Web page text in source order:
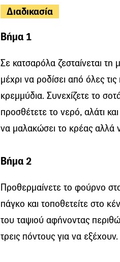
Διαδικασία
Βήμα 1
Σε κατσαρόλα ζεσταίνεται
μέχρι να ροδίσει από όλες
κρεμμύδια. Συνεχίζετε το
προσθέτετε το νερό, αλάτι
να μαλακώσει το κρέας αλλά
Βήμα 2
Προθερμαίνετε το φούρνο
πάγκο και τοποθετείτε στο
του ταψιού αφήνοντας
τρεις πόντους για να εξέχουν.